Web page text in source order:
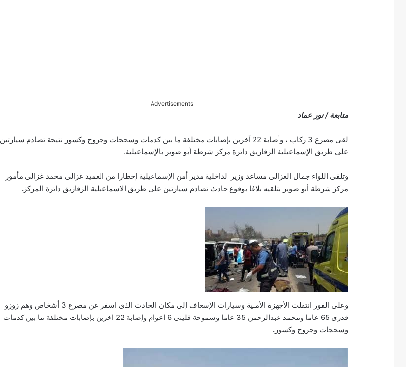
Advertisements
متابعة / نور عماد
لقى مصرع 3 ركاب ، وأصابة 22 آخرين بإصابات مختلفة ما بين كدمات وسحجات وجروح وكسور نتيجة تصادم سيارتين
على طريق الإسماعيلية الزقازيق دائرة مركز شرطة أبو صوير بالإسماعيلية.
وتلقى اللواء جمال الغزالى مساعد وزير الداخلية مدير أمن الإسماعيلية إخطارا من العميد غزالى محمد غزالى مأمور
مركز شرطة أبو صوير بتلقيه بلاغا بوقوع حادث تصادم سيارتين على طريق الاسماعيلية الزقازيق دائرة المركز .
وعلى الفور انتقلت الأجهزة الأمنية وسيارات الإسعاف إلى مكان الحادث الذى اسفر عن مصرع 3 أشخاص وهم زوزو
قدرى 65 عاما ومحمد عبدالرحمن 35 عاما وسموحة قلينى 6 اعوام وإصابة 22 اخرين بإصابات مختلفة ما بين كدمات
وسحجات وجروح وكسور .